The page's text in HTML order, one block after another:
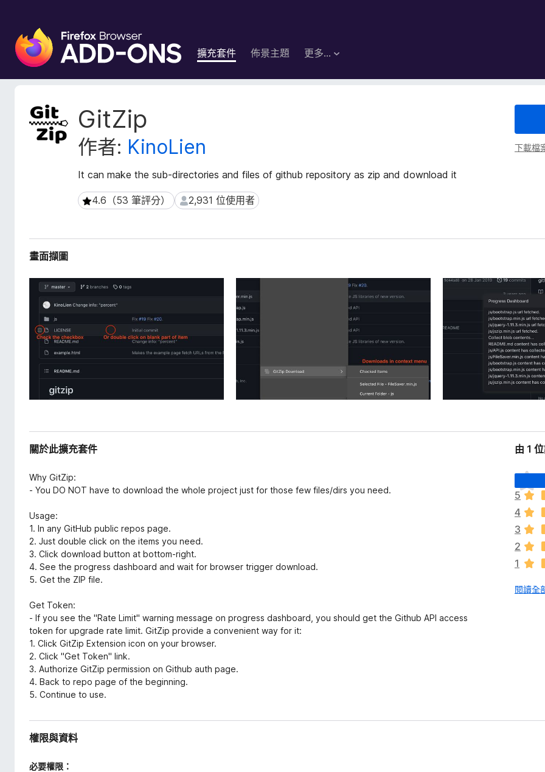
F
i
e
擴充套件 佈景主題 更多…
GitZip
作者: KinoLien
It can make the sub-directories and files of github repository as zip and download it
4.6（53 筆評分）
4.6（53 筆評分） 2,931 位使用者
2,931 位使用者
下載檔
擴
充
套
畫面擷圖
關於此擴充套件
Why GitZip:
- You DO NOT have to download the whole project just for those few files/dirs you need.
Usage:
1. In any GitHub public repos page.
2. Just double click on the items you need.
3. Click download button at bottom-right.
4. See the progress dashboard and wait for browser trigger download.
5. Get the ZIP file.
Get Token:
- If you see the "Rate Limit" warning message on progress dashboard, you should get the Github API access
token for upgrade rate limit. GitZip provide a convenient way for it:
1. Click GitZip Extension icon on your browser.
2. Click "Get Token" link.
3. Authorize GitZip permission on Github auth page.
4. Back to repo page of the beginning.
5. Continue to use.
由 1
目
前
沒
有
評
分
5
4
3
2
1
閱讀全
權限與資料
必要權限：